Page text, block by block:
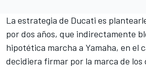
La estrategia de Ducati es
por dos años, que indirectamente
hipotética marcha a Yamaha, en el
decidiera firmar por la marca de los